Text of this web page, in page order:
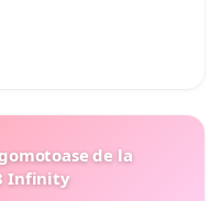
invatamantul
de la
Infinity